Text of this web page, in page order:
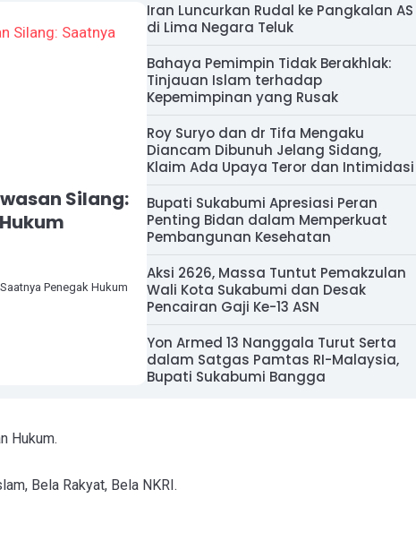
Silang:
Penegak Hukum
Iran Luncurkan Rudal ke Pangkalan AS
di Lima Negara Teluk
Bahaya Pemimpin Tidak Berakhlak:
Tinjauan Islam terhadap
Kepemimpinan yang Rusak
Roy Suryo dan dr Tifa Mengaku
Diancam Dibunuh Jelang Sidang,
Klaim Ada Upaya Teror dan Intimidasi
Bupati Sukabumi Apresiasi Peran
Penting Bidan dalam Memperkuat
Pembangunan Kesehatan
Aksi 2626, Massa Tuntut Pemakzulan
Wali Kota Sukabumi dan Desak
Pencairan Gaji Ke-13 ASN
Yon Armed 13 Nanggala Turut Serta
dalam Satgas Pamtas RI-Malaysia,
Bupati Sukabumi Bangga
Hukum.
Bela Rakyat, Bela NKRI.